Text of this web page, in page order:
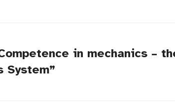
in mechanics
System”